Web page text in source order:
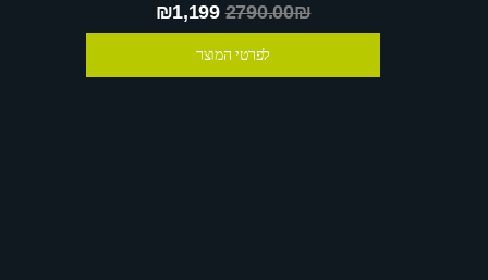
₪1,1992790.00₪
לפרטי המוצר